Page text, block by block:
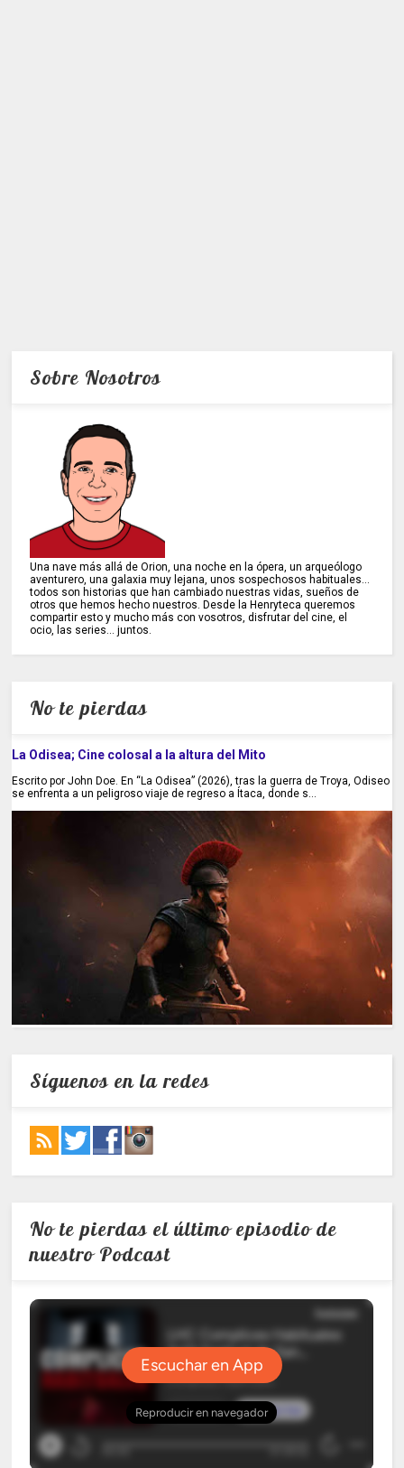
Sobre Nosotros
Una nave más allá de Orion, una noche en la ópera, un arqueólogo
aventurero, una galaxia muy lejana, unos sospechosos habituales...
todos son historias que han cambiado nuestras vidas, sueños de
otros que hemos hecho nuestros. Desde la Henryteca queremos
compartir esto y mucho más con vosotros, disfrutar del cine, el
ocio, las series... juntos.
No te pierdas
La Odisea; Cine colosal a la altura del Mito
Escrito por John Doe. En “La Odisea” (2026), tras la guerra de Troya, Odiseo
se enfrenta a un peligroso viaje de regreso a Ítaca, donde s...
Síguenos en la redes
No te pierdas el último episodio de
nuestro Podcast